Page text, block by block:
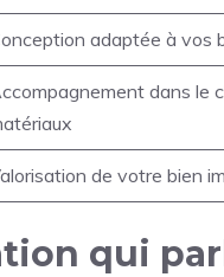
adaptée à vos
dans le
de votre bien
qui